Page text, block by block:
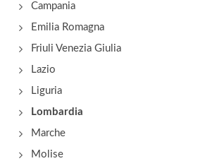
Campania
Emilia Romagna
Friuli Venezia Giulia
Lazio
Liguria
Lombardia
Marche
Molise